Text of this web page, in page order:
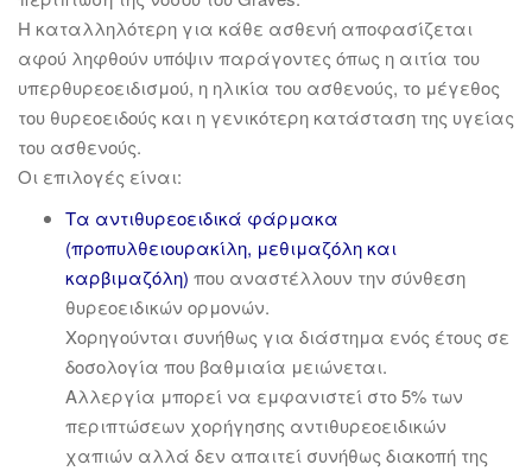
Η καταλληλότερη για κάθε ασθενή αποφασίζεται
αφού ληφθούν υπόψιν παράγοντες όπως η αιτία του
υπερθυρεοειδισμού, η ηλικία του ασθενούς, το μέγεθος
του θυρεοειδούς και η γενικότερη κατάσταση της υγείας
του ασθενούς.
Οι επιλογές είναι:
Τα αντιθυρεοειδικά φάρμακα
(προπυλθειουρακίλη, μεθιμαζόλη και
καρβιμαζόλη) που αναστέλλουν την σύνθεση
θυρεοειδικών ορμονών.
Χορηγούνται συνήθως για διάστημα ενός έτους σε
δοσολογία που βαθμιαία μειώνεται.
Αλλεργία μπορεί να εμφανιστεί στο 5% των
περιπτώσεων χορήγησης αντιθυρεοειδικών
χαπιών αλλά δεν απαιτεί συνήθως διακοπή της